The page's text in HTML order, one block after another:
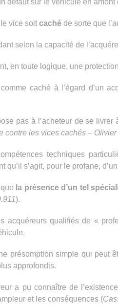
le vice soit caché de sorte que
selon la capacité de
en toute logique, une
caché à l’égard d’un
pas à l’acheteur de se
contre les vices cachés –
techniques
qu’il s’agit, pour le profane,
la présence d’un tel
).
acquéreurs qualifiés de «
présomption simple qui
approfondis.
a pu connaître de
et les conséquences (